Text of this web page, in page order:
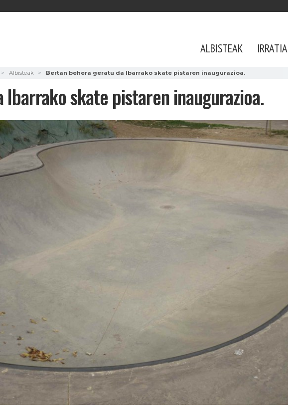
ALBISTEAK IRRATIA
Albisteak Bertan behera geratu da Ibarrako skate pistaren inaugurazioa.
skate pistaren inaugurazioa.